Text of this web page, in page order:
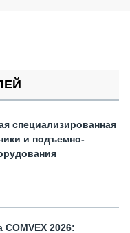
специализированная
и подъемно-
2026: